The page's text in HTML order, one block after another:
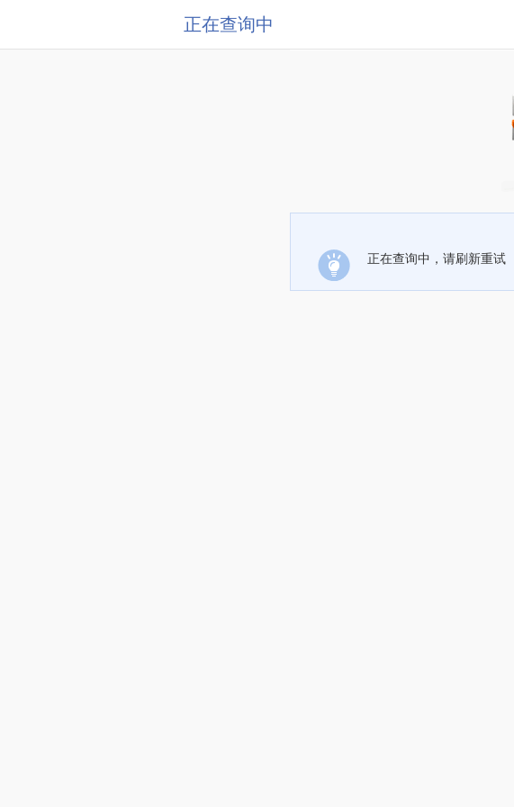
正在查询中
正在查询中，请刷新重试